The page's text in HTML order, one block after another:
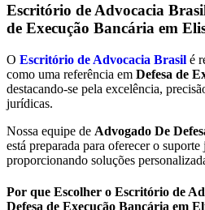
Escritório de Advocacia
de Execução Bancária em
O Escritório de Advocacia Brasil é
como uma referência em Defesa de
destacando-se pela excelência,
jurídicas.
Nossa equipe de Advogado De
está preparada para oferecer o
proporcionando soluções
Por que Escolher o Escritório de
Defesa de Execução Bancária em